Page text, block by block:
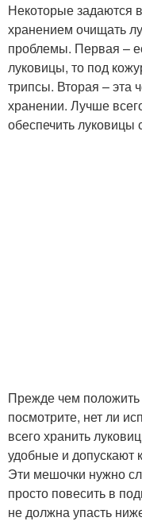
Некоторые задаются
хранением очищать
проблемы. Первая –
луковицы, то под
трипсы. Вторая – эта
хранении. Лучше
обеспечить
Прежде чем
посмотрите, нет ли
всего хранить
удобные и допускают
Эти мешочки нужно
просто повесить в
не должна упасть